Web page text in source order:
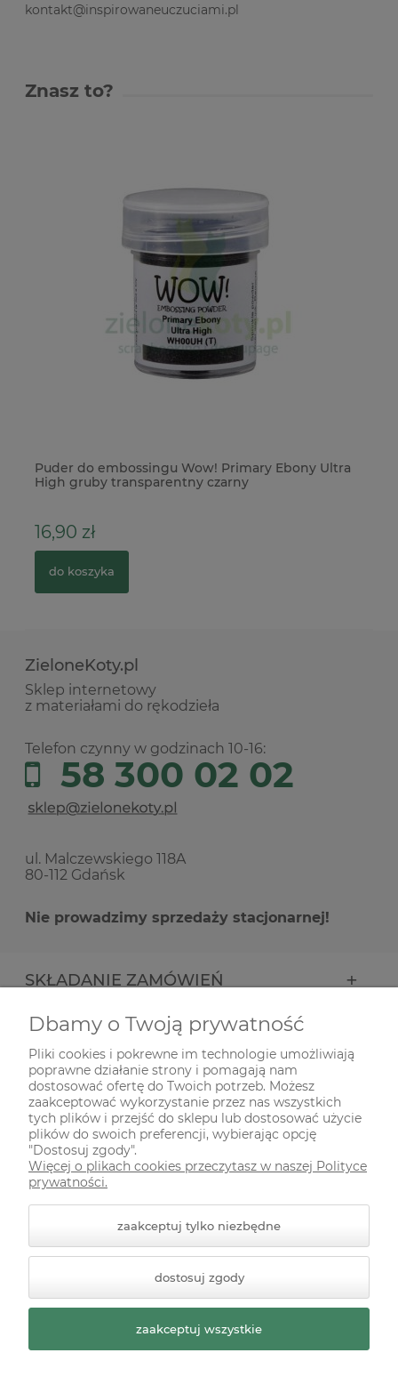
kontakt@inspirowaneuczuciami.pl
Znasz to?
Puder do embossingu Wow! Primary Ebony Ultra
High gruby transparentny czarny
16,90 zł
do koszyka
ZieloneKoty.pl
Sklep internetowy
z materiałami do rękodzieła
Telefon czynny w godzinach 10-16:
58 300 02 02
ul. Malczewskiego 118A
80-112 Gdańsk
Nie prowadzimy sprzedaży stacjonarnej!
SKŁADANIE ZAMÓWIEŃ
INFORMACJE
ODWIEDŹ NAS NA
Styl graficzny ShopGadget.pl
Sklep internetowy Shoper
Premium
Dbamy o Twoją prywatność
Pliki cookies i pokrewne im technologie umożliwiają
poprawne działanie strony i pomagają nam
dostosować ofertę do Twoich potrzeb. Możesz
zaakceptować wykorzystanie przez nas wszystkich
tych plików i przejść do sklepu lub dostosować użycie
plików do swoich preferencji, wybierając opcję
"Dostosuj zgody".
Więcej o plikach cookies przeczytasz w naszej Polityce
prywatności.
zaakceptuj tylko niezbędne
dostosuj zgody
zaakceptuj wszystkie